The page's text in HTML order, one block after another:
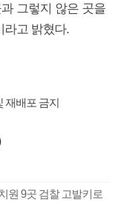
그렇지 않은 곳을
라고 밝혔다.
재배포 금지
원 9곳 검찰 고발키로